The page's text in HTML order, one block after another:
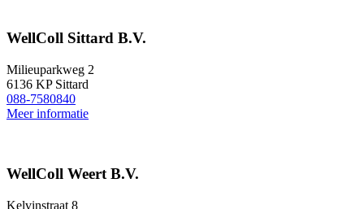
WellColl Sittard B.V.
Milieuparkweg 2
6136 KP Sittard
088-7580840
Meer informatie
WellColl Weert B.V.
Kelvinstraat 8